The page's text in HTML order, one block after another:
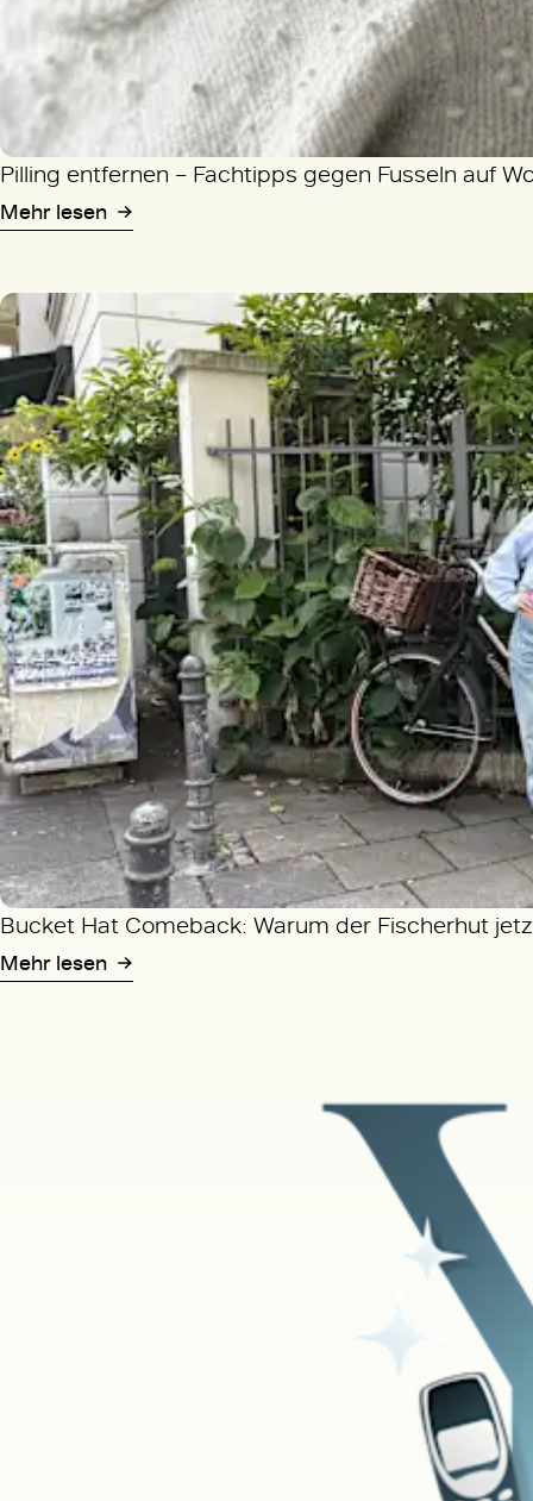
Pilling entfernen – Fachtipps gegen Fusseln auf
Mehr lesen
Bucket Hat Comeback: Warum der Fischerhut
Mehr lesen